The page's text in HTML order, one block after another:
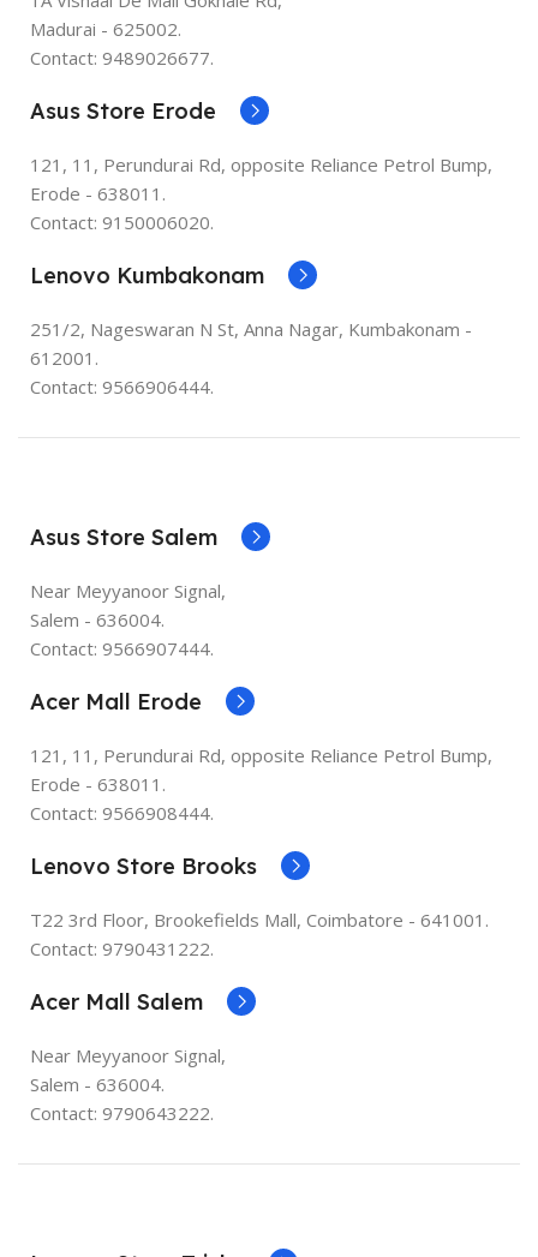
Madurai - 625002.
Contact: 9489026677.
Asus Store Erode
121, 11, Perundurai Rd, opposite Reliance Petrol Bump,
Erode - 638011.
Contact: 9150006020.
Lenovo Kumbakonam
251/2, Nageswaran N St, Anna Nagar, Kumbakonam -
612001.
Contact: 9566906444.
Asus Store Salem
Near Meyyanoor Signal,
Salem - 636004.
Contact: 9566907444.
Acer Mall Erode
121, 11, Perundurai Rd, opposite Reliance Petrol Bump,
Erode - 638011.
Contact: 9566908444.
Lenovo Store Brooks
T22 3rd Floor, Brookefields Mall, Coimbatore - 641001.
Contact: 9790431222.
Acer Mall Salem
Near Meyyanoor Signal,
Salem - 636004.
Contact: 9790643222.